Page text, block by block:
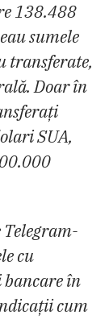
138.488
sumele
transferate,
Doar în
SUA,
cu
bancare în
cum